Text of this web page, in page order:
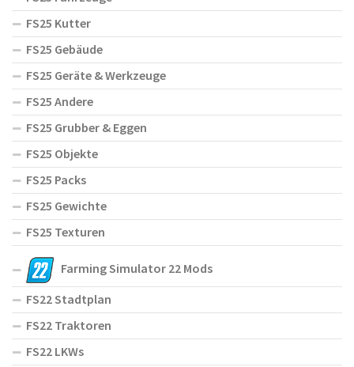
FS25 Kutter
FS25 Gebäude
FS25 Geräte & Werkzeuge
FS25 Andere
FS25 Grubber & Eggen
FS25 Objekte
FS25 Packs
FS25 Gewichte
FS25 Texturen
Farming Simulator 22 Mods
FS22 Stadtplan
FS22 Traktoren
FS22 LKWs